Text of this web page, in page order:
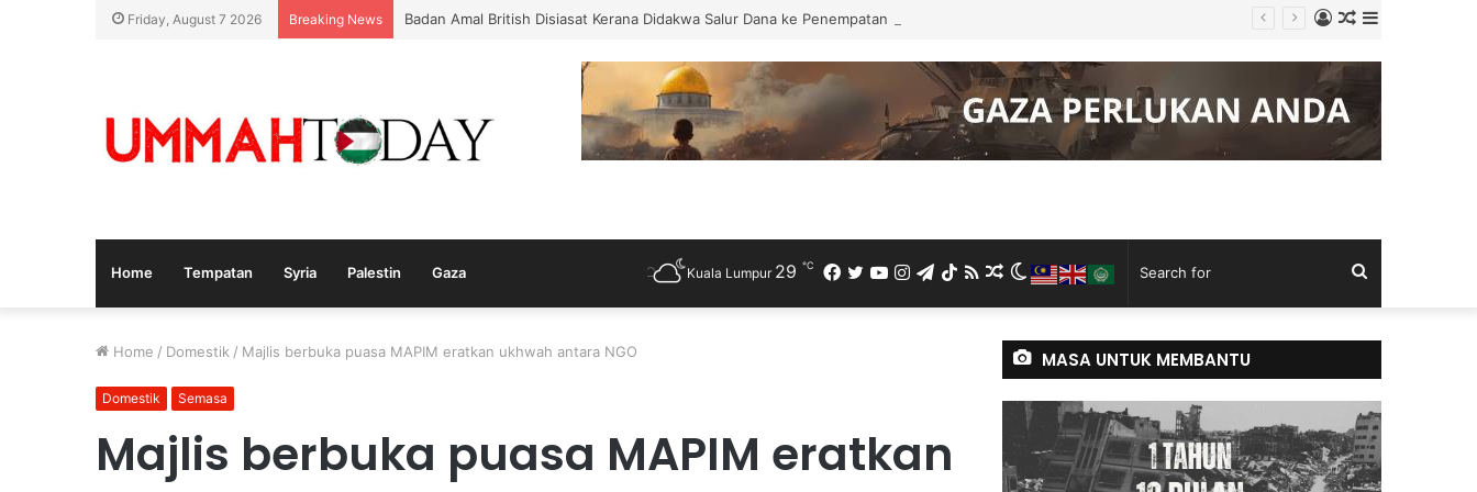
Friday, August 7 2026 Breaking News Badan Amal British Disiasat Kerana Didakwa Salur Dana ke Penempatan Haram Israel
Random
Article
Log
In
Home Tempatan Syria Palestin Gaza
for
Switch
skin
Random
Article
RSS
TikTok
Telegram
Instagram
YouTube
Twitter
Facebook
Kuala Lumpur 29 ℃
Home / Domestik / Majlis berbuka puasa MAPIM eratkan ukhwah antara NGO
Domestik Semasa
Majlis berbuka puasa MAPIM eratkan
MASA UNTUK MEMBANTU